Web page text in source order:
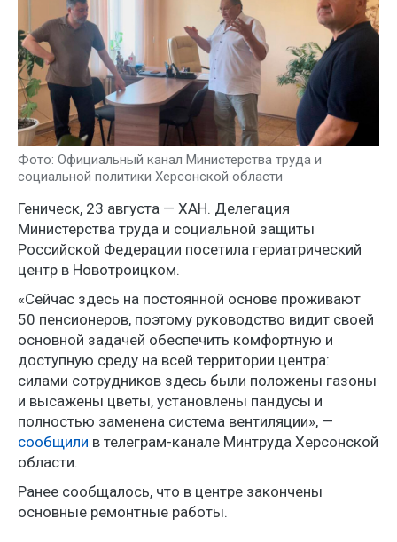
Фото: Официальный канал Министерства труда и
социальной политики Херсонской области
Геническ, 23 августа — ХАН. Делегация
Министерства труда и социальной защиты
Российской Федерации посетила гериатрический
центр в Новотроицком.
«Сейчас здесь на постоянной основе проживают
50 пенсионеров, поэтому руководство видит своей
основной задачей обеспечить комфортную и
доступную среду на всей территории центра:
силами сотрудников здесь были положены газоны
и высажены цветы, установлены пандусы и
полностью заменена система вентиляции», —
сообщили в телеграм-канале Минтруда Херсонской
области.
Ранее сообщалось, что в центре закончены
основные ремонтные работы.